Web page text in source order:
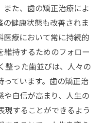
た、歯の矯正治療によ
健康状態も改善されま
医療において常に持続的
維持するためのフォロー
整った歯並びは、人々の
っています。歯の矯正治
や自信が高まり、人生の
現することができるよう